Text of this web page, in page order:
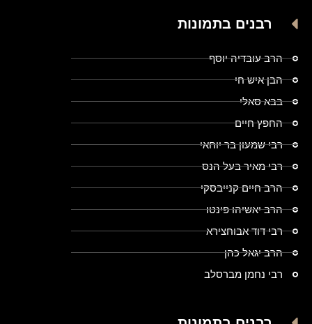
רבנים בתמונות
הרב עובדיה יוסף
הבן איש חי
בבא סאלי
החפץ חיים
רבי שמעון בר יוחאי
רבי מאיר בעל הנס
הרב חיים קנייבסקי
הרב יאשיהו פינטו
רבי דוד אבוחצירא
הרב יגאל כהן
רבי נחמן מברסלב